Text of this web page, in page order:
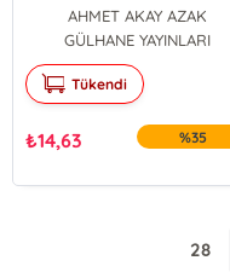
AHMET AKAY AZAK
GÜLHANE YAYINLARI
Tükendi
₺14,63 %35
28